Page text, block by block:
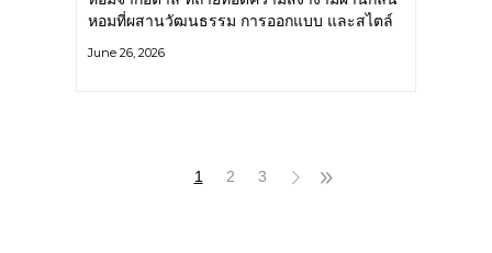
หอมที่ผสานวัฒนธรรม การออกแบบ และสไตล์
แบรนด์เครื่องหอมระดับลักชัวรีดีไซน์เอกลักษณ์
June 26, 2026
1 2 3